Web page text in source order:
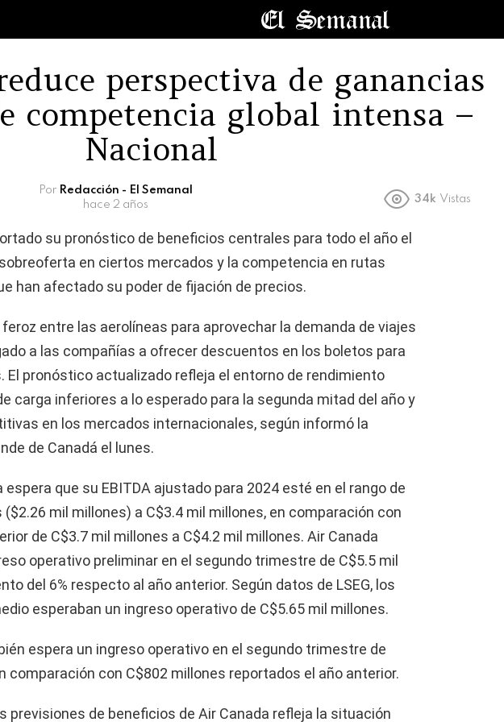
perspectiva de ganancias
competencia global intensa –
Nacional
Por Redacción - El Semanal
hace 2 años
34k Vistas
su pronóstico de beneficios centrales para todo el año el
sobreoferta en ciertos mercados y la competencia en rutas
han afectado su poder de fijación de precios.
entre las aerolíneas para aprovechar la demanda de viajes
a las compañías a ofrecer descuentos en los boletos para
El pronóstico actualizado refleja el entorno de rendimiento
carga inferiores a lo esperado para la segunda mitad del año y
en los mercados internacionales, según informó la
de Canadá el lunes.
espera que su EBITDA ajustado para 2024 esté en el rango de
($2.26 mil millones) a C$3.4 mil millones, en comparación con
de C$3.7 mil millones a C$4.2 mil millones. Air Canada
operativo preliminar en el segundo trimestre de C$5.5 mil
del 6% respecto al año anterior. Según datos de LSEG, los
esperaban un ingreso operativo de C$5.65 mil millones.
espera un ingreso operativo en el segundo trimestre de
comparación con C$802 millones reportados el año anterior.
previsiones de beneficios de Air Canada refleja la situación